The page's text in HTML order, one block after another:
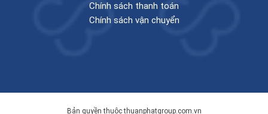
Chính sách thanh toán
Chính sách vận chuyển
Bản quyền thuộc thuanphatgroup.com.vn